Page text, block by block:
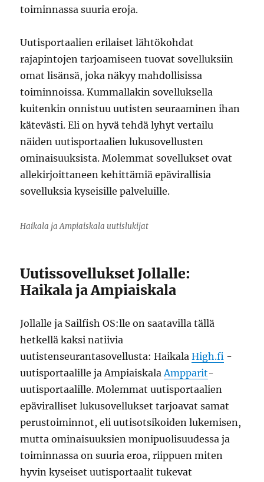
toiminnassa suuria eroja.
Uutisportaalien erilaiset lähtökohdat
rajapintojen tarjoamiseen tuovat sovelluksiin
omat lisänsä, joka näkyy mahdollisissa
toiminnoissa. Kummallakin sovelluksella
kuitenkin onnistuu uutisten seuraaminen ihan
kätevästi. Eli on hyvä tehdä lyhyt vertailu
näiden uutisportaalien lukusovellusten
ominaisuuksista. Molemmat sovellukset ovat
allekirjoittaneen kehittämiä epävirallisia
sovelluksia kyseisille palveluille.
Haikala ja Ampiaiskala uutislukijat
Uutissovellukset Jollalle:
Haikala ja Ampiaiskala
Jollalle ja Sailfish OS:lle on saatavilla tällä
hetkellä kaksi natiivia
uutistenseurantasovellusta: HaikalaHigh.fi -
uutisportaalille ja AmpiaiskalaAmpparit-
uutisportaalille. Molemmat uutisportaalien
epäviralliset lukusovellukset tarjoavat samat
perustoiminnot, eli uutisotsikoiden lukemisen,
mutta ominaisuuksien monipuolisuudessa ja
toiminnassa on suuria eroa, riippuen miten
hyvin kyseiset uutisportaalit tukevat